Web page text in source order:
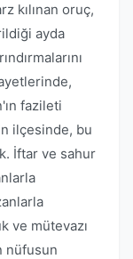
kılınan oruç,
ayda
fazileti
ilçesinde, bu
İftar ve sahur
ve mütevazı
nüfusun